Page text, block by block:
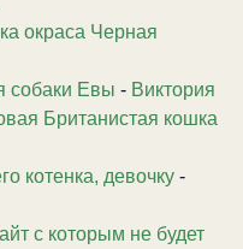
окраса Черная
собаки Евы - Виктория
Британистая кошка
котенка, девочку -
с которым не будет